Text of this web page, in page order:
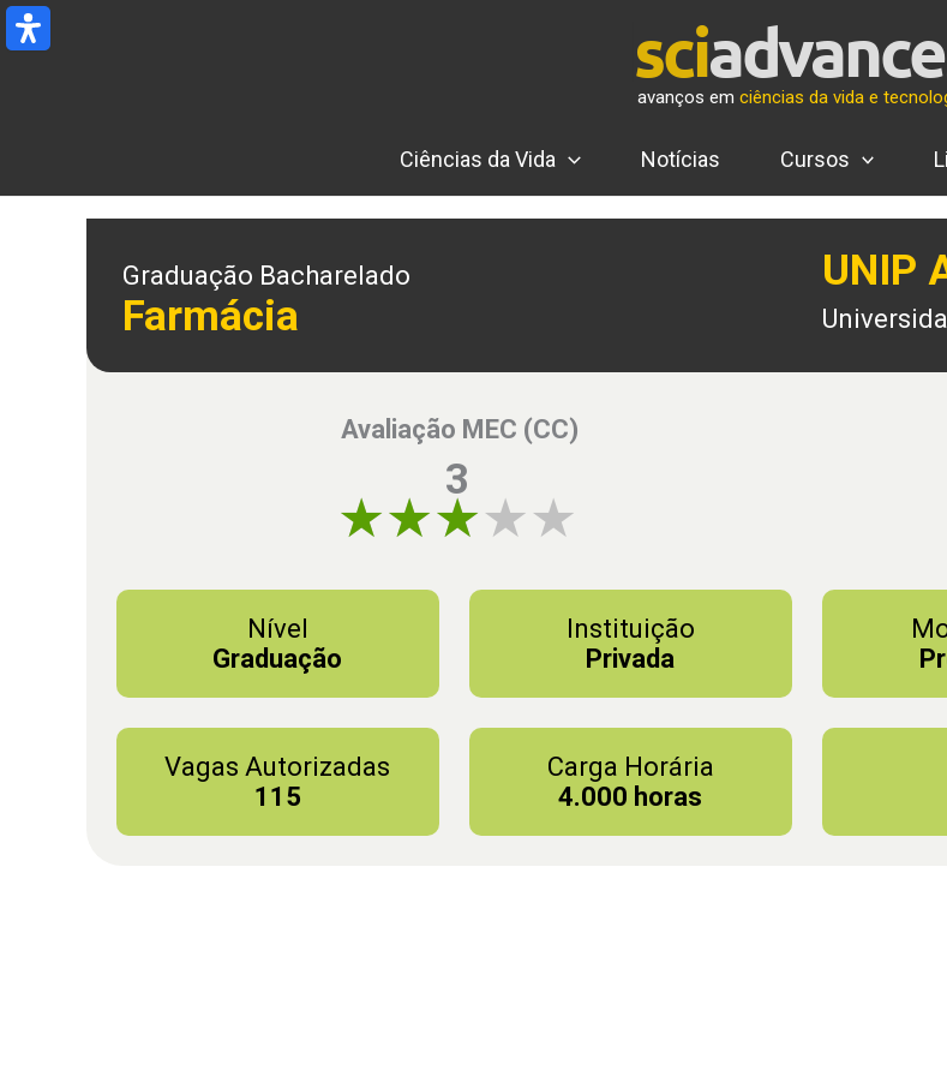
Ir
para
avanços em ciências da vida e
Ciências da Vida Notícias Cursos
Graduação Bacharelado
Farmácia
UNIP
Avaliação MEC (CC)
3
Nível
Graduação
Instituição
Privada
Vagas Autorizadas
115
Carga Horária
4.000 horas